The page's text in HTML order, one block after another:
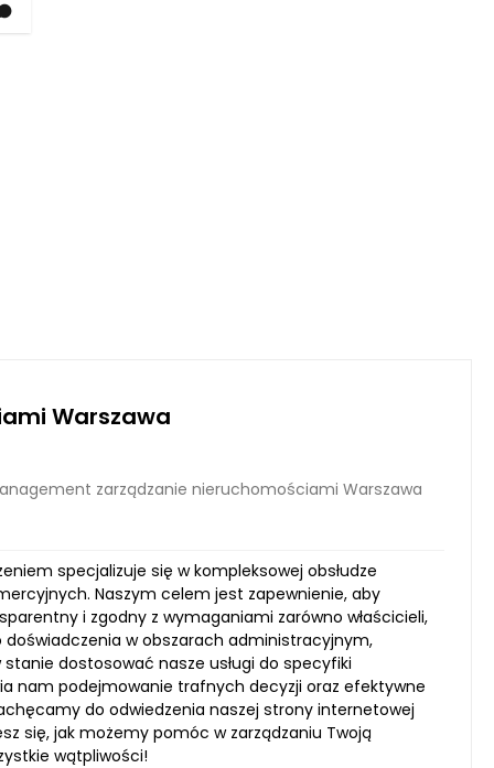
Warszawa
zarządzanie nieruchomościami Warszawa
specjalizuje się w kompleksowej obsłudze
Naszym celem jest zapewnienie, aby
i zgodny z wymaganiami zarówno właścicieli,
doświadczenia w obszarach administracyjnym,
dostosować nasze usługi do specyfiki
nam podejmowanie trafnych decyzji oraz efektywne
do odwiedzenia naszej strony internetowej
się, jak możemy pomóc w zarządzaniu Twoją
wątpliwości!